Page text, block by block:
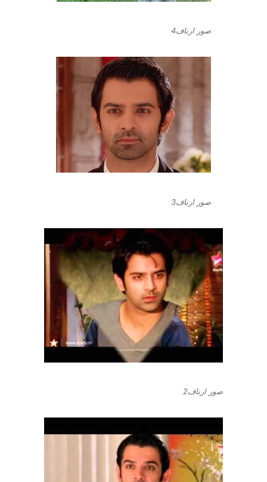
صور ارناف4
صور ارناف3
صور ارناف2